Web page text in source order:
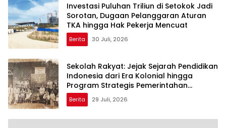
Investasi Puluhan Triliun di Setokok Jadi
Sorotan, Dugaan Pelanggaran Aturan
TKA hingga Hak Pekerja Mencuat
Berita 30 Juli, 2026
Sekolah Rakyat: Jejak Sejarah Pendidikan
Indonesia dari Era Kolonial hingga
Program Strategis Pemerintahan
Prabowo
Berita 29 Juli, 2026